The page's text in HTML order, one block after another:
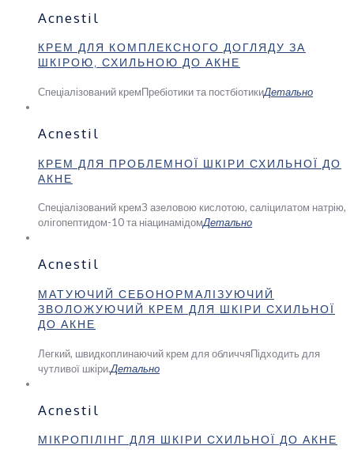
Acnestil
КРЕМ ДЛЯ КОМПЛЕКСНОГО ДОГЛЯДУ ЗА
ШКІРОЮ, СХИЛЬНОЮ ДО АКНЕ
Спеціалізований кремПребіотики та постбіотикиДетально
Acnestil
КРЕМ ДЛЯ ПРОБЛЕМНОЇ ШКІРИ СХИЛЬНОЇ ДО
АКНЕ
Спеціалізований кремЗ азеловою кислотою, саліцилатом натрію,
олігопептидом-10 та ніацинамідомДетально
Acnestil
МАТУЮЧИЙ СЕБОНОРМАЛІЗУЮЧИЙ
ЗВОЛОЖУЮЧИЙ КРЕМ ДЛЯ ШКІРИ СХИЛЬНОЇ
ДО АКНЕ
Легкий, швидкоплинаючий крем для обличчяПідходить для
чутливої шкіри.Детально
Acnestil
МІКРОПІЛІНГ ДЛЯ ШКІРИ СХИЛЬНОЇ ДО АКНЕ